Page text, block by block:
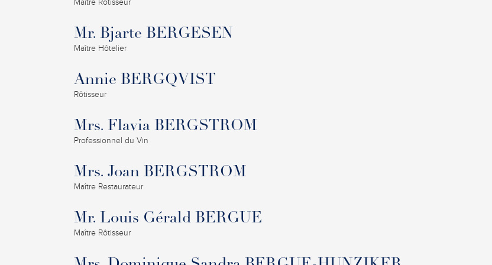
Maître Rôtisseur
Mr. Bjarte BERGESEN
Maître Hôtelier
Annie BERGQVIST
Rôtisseur
Mrs. Flavia BERGSTROM
Professionnel du Vin
Mrs. Joan BERGSTROM
Maître Restaurateur
Mr. Louis Gérald BERGUE
Maître Rôtisseur